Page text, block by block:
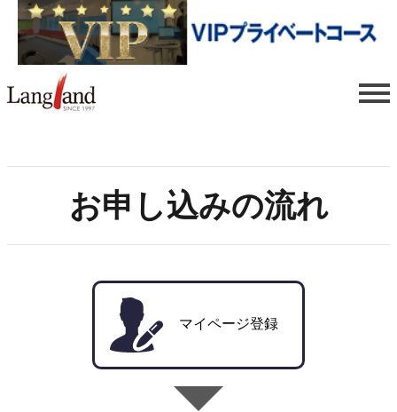
お申し込みの流れ
マイページ登録